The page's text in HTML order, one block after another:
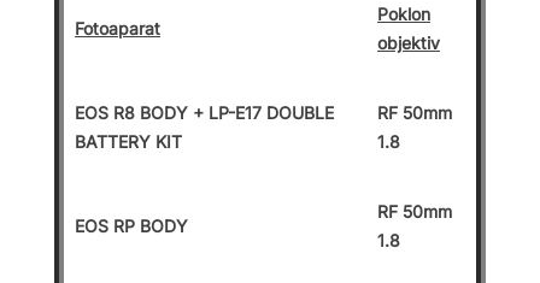
Fotoaparat
Poklon
objektiv
EOS R8 BODY + LP-E17 DOUBLE
BATTERY KIT
RF 50mm
1.8
EOS RP BODY
RF 50mm
1.8